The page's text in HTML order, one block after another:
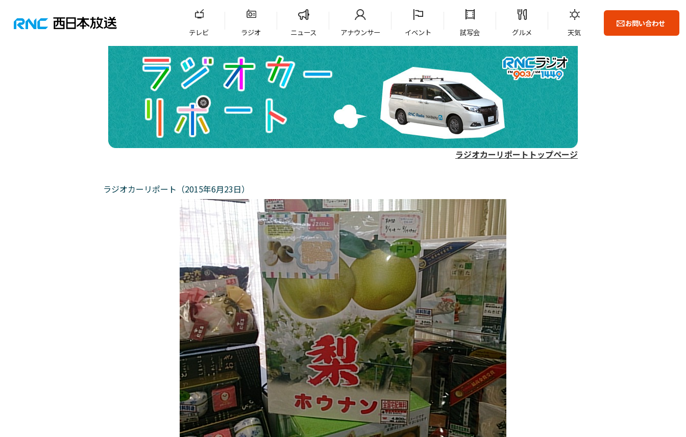
テレビ ラジオ ニュース アナウンサー イベント 試写会 グルメ 天気
お問い合わせ
ラジオカーリポートトップページ
ラジオカーリポート（2015年6月23日）